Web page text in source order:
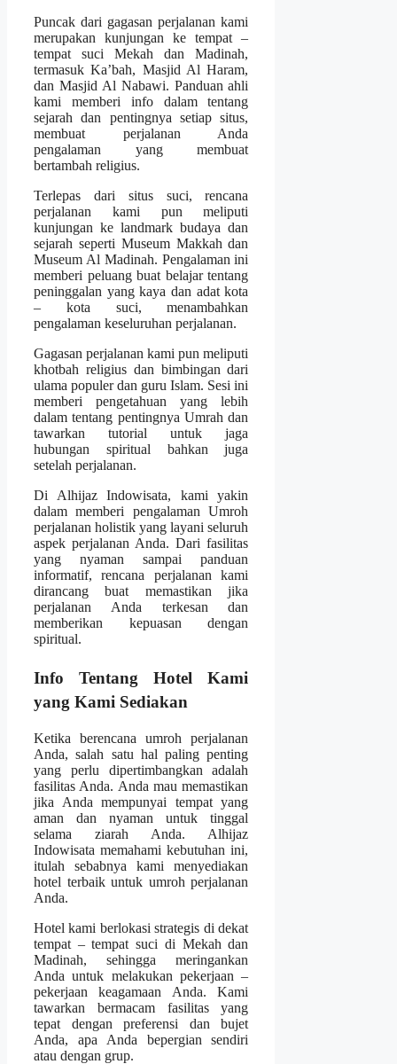
Puncak dari gagasan perjalanan kami
merupakan kunjungan ke tempat –
tempat suci Mekah dan Madinah,
termasuk Ka’bah, Masjid Al Haram,
dan Masjid Al Nabawi. Panduan ahli
kami memberi info dalam tentang
sejarah dan pentingnya setiap situs,
membuat perjalanan Anda
pengalaman yang membuat
bertambah religius.
Terlepas dari situs suci, rencana
perjalanan kami pun meliputi
kunjungan ke landmark budaya dan
sejarah seperti Museum Makkah dan
Museum Al Madinah. Pengalaman ini
memberi peluang buat belajar tentang
peninggalan yang kaya dan adat kota
– kota suci, menambahkan
pengalaman keseluruhan perjalanan.
Gagasan perjalanan kami pun meliputi
khotbah religius dan bimbingan dari
ulama populer dan guru Islam. Sesi ini
memberi pengetahuan yang lebih
dalam tentang pentingnya Umrah dan
tawarkan tutorial untuk jaga
hubungan spiritual bahkan juga
setelah perjalanan.
Di Alhijaz Indowisata, kami yakin
dalam memberi pengalaman Umroh
perjalanan holistik yang layani seluruh
aspek perjalanan Anda. Dari fasilitas
yang nyaman sampai panduan
informatif, rencana perjalanan kami
dirancang buat memastikan jika
perjalanan Anda terkesan dan
memberikan kepuasan dengan
spiritual.
Info Tentang Hotel Kami
yang Kami Sediakan
Ketika berencana umroh perjalanan
Anda, salah satu hal paling penting
yang perlu dipertimbangkan adalah
fasilitas Anda. Anda mau memastikan
jika Anda mempunyai tempat yang
aman dan nyaman untuk tinggal
selama ziarah Anda. Alhijaz
Indowisata memahami kebutuhan ini,
itulah sebabnya kami menyediakan
hotel terbaik untuk umroh perjalanan
Anda.
Hotel kami berlokasi strategis di dekat
tempat – tempat suci di Mekah dan
Madinah, sehingga meringankan
Anda untuk melakukan pekerjaan –
pekerjaan keagamaan Anda. Kami
tawarkan bermacam fasilitas yang
tepat dengan preferensi dan bujet
Anda, apa Anda bepergian sendiri
atau dengan grup.